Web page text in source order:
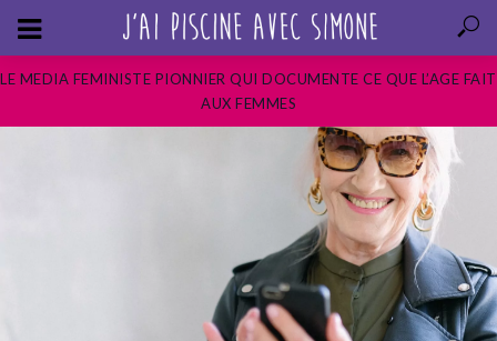
LE MEDIA FEMINISTE PIONNIER QUI DOCUMENTE CE QUE L’AGE FAIT
AUX FEMMES